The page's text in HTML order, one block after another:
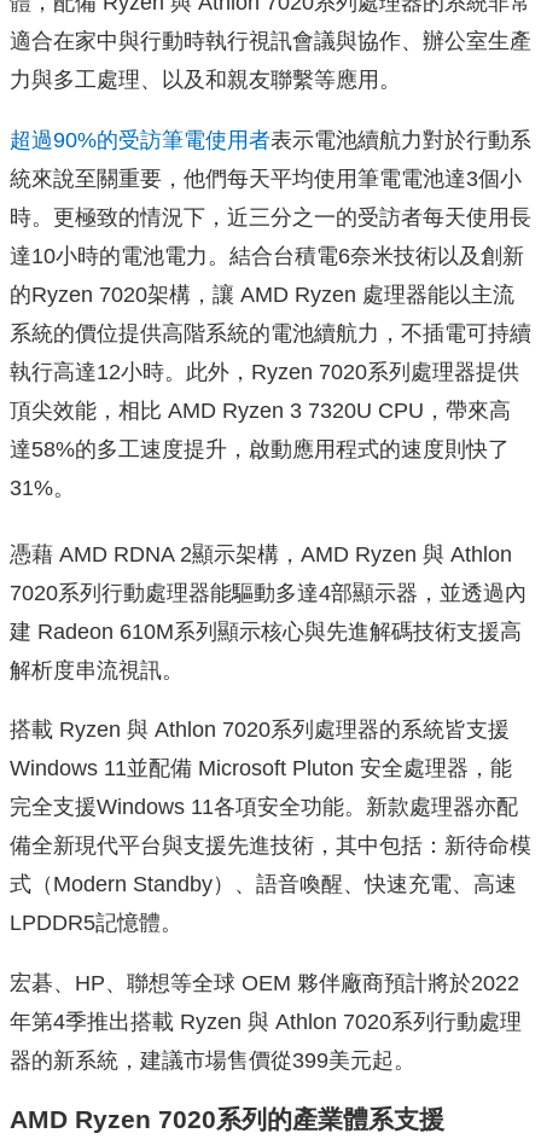
適合在家中與行動時執行視訊會議與協作、辦公室生產
力與多工處理、以及和親友聯繫等應用。
超過90%的受訪筆電使用者表示電池續航力對於行動系
統來說至關重要，他們每天平均使用筆電電池達3個小
時。更極致的情況下， 近三分之一的受訪者每天使用長
達10小時的電池電力。結合台積電6奈米技術以及創新
的Ryzen 7020架構，讓 AMD Ryzen 處理器能以主流
系統的價位提供高階系統的電池續航力， 不插電可持續
執行高達12小時。此外，Ryzen 7020系列處理器提供
頂尖效能，相比 AMD Ryzen 3 7320U CPU，帶來高
達58%的多工速度提升， 啟動應用程式的速度則快了
31%。
憑藉 AMD RDNA 2顯示架構，AMD Ryzen 與 Athlon
7020系列行動處理器能驅動多達4部顯示器，並透過內
建 Radeon 610M系列顯示核心與先進解碼技術支援高
解析度串流視訊。
搭載 Ryzen 與 Athlon 7020系列處理器的系統皆支援
Windows 11並配備 Microsoft Pluton 安全處理器，能
完全支援Windows 11各項安全功能。 新款處理器亦配
備全新現代平台與支援先進技術，其中包括：新待命模
式（Modern Standby）、語音喚醒、快速充電、高速
LPDDR5記憶體。
宏碁、HP、聯想等全球 OEM 夥伴廠商預計將於2022
年第4季推出搭載 Ryzen 與 Athlon 7020系列行動處理
器的新系統，建議市場售價從399美元起。
AMD Ryzen 7020系列的產業體系支援